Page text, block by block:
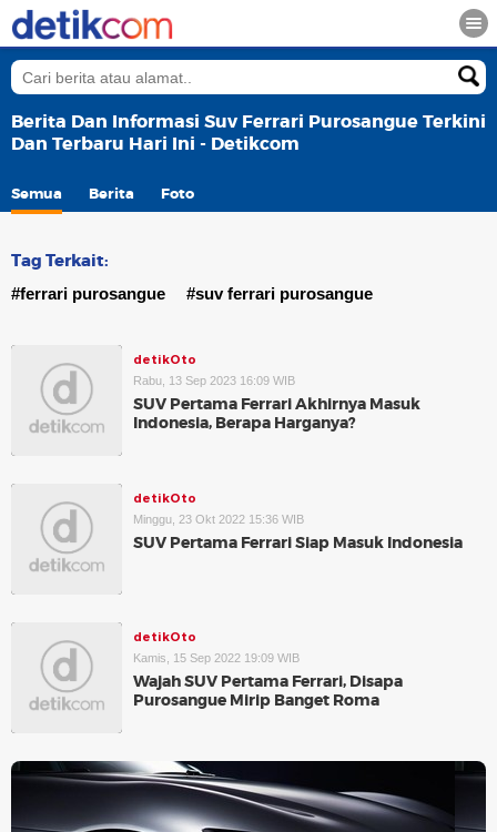
Berita Dan Informasi Suv Ferrari Purosangue Terkini
Dan Terbaru Hari Ini - Detikcom
Semua Berita Foto
Tag Terkait:
#ferrari purosangue #suv ferrari purosangue
detikOto
Rabu, 13 Sep 2023 16:09 WIB
SUV Pertama Ferrari Akhirnya Masuk
Indonesia, Berapa Harganya?
detikOto
Minggu, 23 Okt 2022 15:36 WIB
SUV Pertama Ferrari Siap Masuk Indonesia
detikOto
Kamis, 15 Sep 2022 19:09 WIB
Wajah SUV Pertama Ferrari, Disapa
Purosangue Mirip Banget Roma